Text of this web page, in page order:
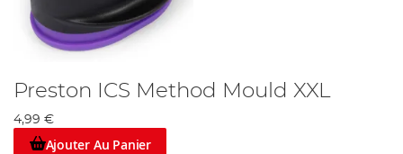
Preston ICS Method Mould XXL
4,99 €
Ajouter Au Panier